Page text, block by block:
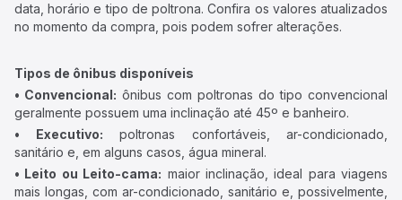
data, horário e tipo de poltrona. Confira os valores atualizados
no momento da compra, pois podem sofrer alterações.
Tipos de ônibus disponíveis
• Convencional: ônibus com poltronas do tipo convencional
geralmente possuem uma inclinação até 45º e banheiro.
• Executivo: poltronas confortáveis, ar-condicionado,
sanitário e, em alguns casos, água mineral.
• Leito ou Leito-cama: maior inclinação, ideal para viagens
mais longas, com ar-condicionado, sanitário e, possivelmente,